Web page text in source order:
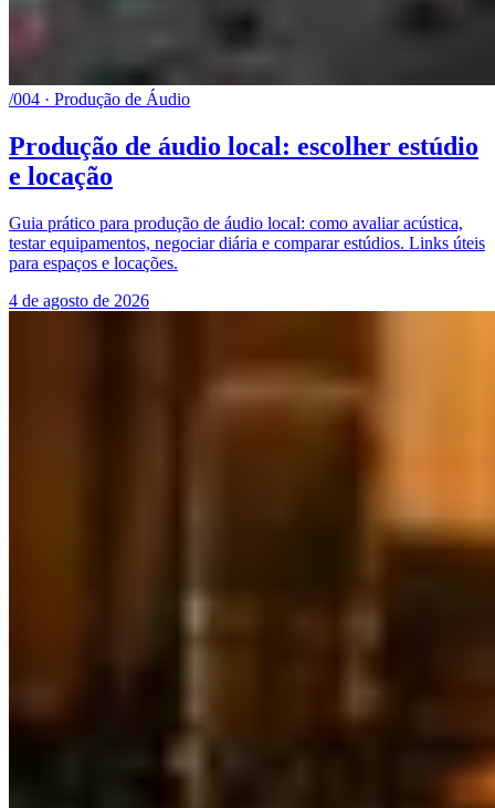
/004 · Produção de Áudio
Produção de áudio local: escolher estúdio
e locação
Guia prático para produção de áudio local: como avaliar acústica,
testar equipamentos, negociar diária e comparar estúdios. Links úteis
para espaços e locações.
4 de agosto de 2026